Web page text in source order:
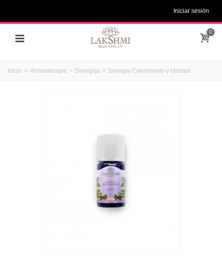
Iniciar sesión
0
Inicio > Aromaterapia > Sinergias > Sinergia Crecimiento y Unidad